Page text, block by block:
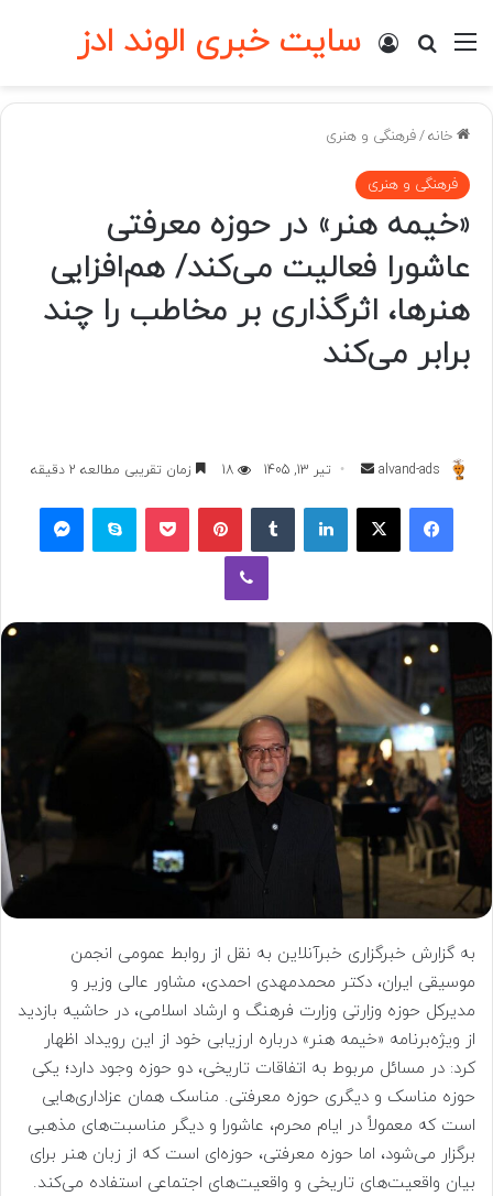
سایت خبری الوند ادز منو جستجو برای
ورود
خانه/فرهنگی و هنری
فرهنگی و هنری
«خیمه هنر» در حوزه معرفتی
عاشورا فعالیت می‌کند/ هم‌افزایی
هنرها، اثرگذاری بر مخاطب را چند
برابر می‌کند
alvand-ads
ارسال تیر 13, 1405 18 زمان تقریبی مطالعه 2 دقیقه
فیسبوکایکس لینکداینتامبلر پینتریستپاکت اسکایپ مسنجر
وایبر
به گزارش خبرگزاری خبرآنلاین به نقل از روابط عمومی انجمن
موسیقی ایران، دکتر محمدمهدی احمدی، مشاور عالی وزیر و
مدیرکل حوزه وزارتی وزارت فرهنگ و ارشاد اسلامی، در حاشیه بازدید
از ویژه‌برنامه «خیمه هنر» درباره ارزیابی خود از این رویداد اظهار
کرد: در مسائل مربوط به اتفاقات تاریخی، دو حوزه وجود دارد؛ یکی
حوزه مناسک و دیگری حوزه معرفتی. مناسک همان عزاداری‌هایی
است که معمولاً در ایام محرم، عاشورا و دیگر مناسبت‌های مذهبی
برگزار می‌شود، اما حوزه معرفتی، حوزه‌ای است که از زبان هنر برای
بیان واقعیت‌های تاریخی و واقعیت‌های اجتماعی استفاده می‌کند.